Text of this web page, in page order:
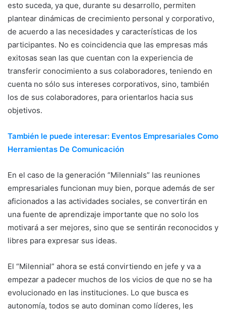
esto suceda, ya que, durante su desarrollo, permiten
plantear dinámicas de crecimiento personal y corporativo,
de acuerdo a las necesidades y características de los
participantes. No es coincidencia que las empresas más
exitosas sean las que cuentan con la experiencia de
transferir conocimiento a sus colaboradores, teniendo en
cuenta no sólo sus intereses corporativos, sino, también
los de sus colaboradores, para orientarlos hacia sus
objetivos.
También le puede interesar: Eventos Empresariales Como
Herramientas De Comunicación
En el caso de la generación “Milennials” las reuniones
empresariales funcionan muy bien, porque además de ser
aficionados a las actividades sociales, se convertirán en
una fuente de aprendizaje importante que no solo los
motivará a ser mejores, sino que se sentirán reconocidos y
libres para expresar sus ideas.
El “Milennial” ahora se está convirtiendo en jefe y va a
empezar a padecer muchos de los vicios de que no se ha
evolucionado en las instituciones. Lo que busca es
autonomía, todos se auto dominan como líderes, les